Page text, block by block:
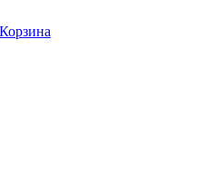
Корзина